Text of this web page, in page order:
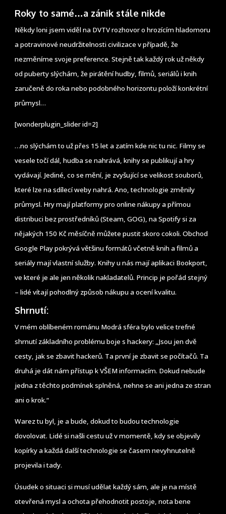
Roky to samé…a zánik stále nikde
Někdy loni jsem viděl na DVTV rozhovor o hrozícím hladomoru
a potravinové neudržitelnosti civilizace v případě, že
nezměníme svoje preference. Stejně tak každý rok už někdy
od puberty slýchám, že pirátění hudby, filmů, seriálů i knih
zaručeně do roka nebo podobného horizontu položí konkrétní
průmysl…
[wonderplugin_slider id=2]
…no slýchám to už přes 15 let a zatím kde nic tu nic. Filmy se
vesele točí dál, hudba se nahrává, knihy se publikují a hry
vydávají. Jediné, co se mění, je zvyšující se velikost souborů,
které lze na sdílecí weby nahrá. Ano, technologie změnily
průmysl. Hry mají platformy pro online nákupy a přímou
distribuci bez prostředníků (Steam, GOG), na Spotify si za
nějakých 150 Kč měsíčně můžete pustit skoro cokoli. Obchod
Google Play pokrývá většinu formátů včetně knih a filmů a
seriály mají vlastní služby. Knihy u nás mají aplikaci Bookport,
ve které je ale jen několik nakladatelů. Princip je pořád stejný
– lidé vítají pohodlný způsob nákupu a ocení kvalitu.
Shrnutí:
V mém oblíbeném románu Modrá sféra bylo velice trefné
shrnutí základního problému boje s hackery: „Jsou jen dvě
cesty, jak se zbavit hackerů. Ta první je zbavit se počítačů. Ta
druhá je dát nám přístup k VŠEM informacím. Dokud nebude
jedna z těchto podmínek splněná, nehne se ani jedna ze stran
ani o krok.“
Warez tu byl, je a bude, dokud to budou technologie
dovolovat. Lidé si našli cestu už v momentě, kdy se objevily
kopírky a každá další technologie se časem nevyhnutelně
projevila i tady.
Úsudek o situaci si musí udělat každý sám, ale je na místě
otevřená mysl a ochota přehodnotit postoje, nota bene